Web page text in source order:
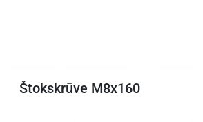
Štokskrūve M8x160